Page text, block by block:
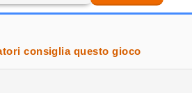
consiglia questo gioco